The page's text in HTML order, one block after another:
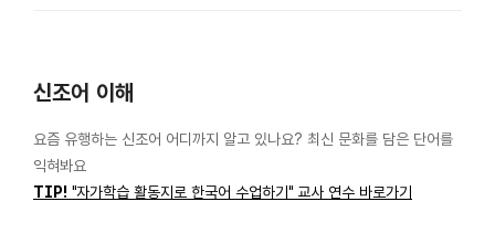
신조어 이해
요즘 유행하는 신조어 어디까지 알고 있나요? 최신 문화를 담은 단어를
익혀봐요
TIP! "자가학습 활동지로 한국어 수업하기" 교사 연수 바로가기